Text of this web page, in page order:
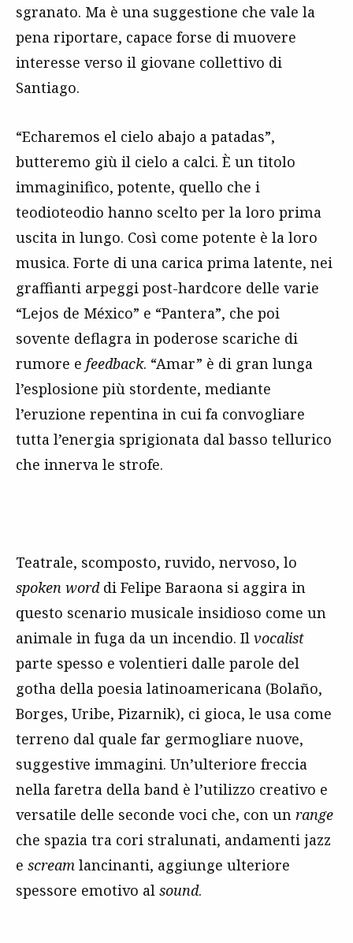
sgranato. Ma è una suggestione che vale la
pena riportare, capace forse di muovere
interesse verso il giovane collettivo di
Santiago.
“Echaremos el cielo abajo a patadas”,
butteremo giù il cielo a calci. È un titolo
immaginifico, potente, quello che i
teodioteodio hanno scelto per la loro prima
uscita in lungo. Così come potente è la loro
musica. Forte di una carica prima latente, nei
graffianti arpeggi post-hardcore delle varie
“Lejos de México” e “Pantera”, che poi
sovente deflagra in poderose scariche di
rumore e feedback. “Amar” è di gran lunga
l’esplosione più stordente, mediante
l’eruzione repentina in cui fa convogliare
tutta l’energia sprigionata dal basso tellurico
che innerva le strofe.
Teatrale, scomposto, ruvido, nervoso, lo
spoken worddi Felipe Baraona si aggira in
questo scenario musicale insidioso come un
animale in fuga da un incendio. Il vocalist
parte spesso e volentieri dalle parole del
gotha della poesia latinoamericana (Bolaño,
Borges, Uribe, Pizarnik), ci gioca, le usa come
terreno dal quale far germogliare nuove,
suggestive immagini. Un’ulteriore freccia
nella faretra della band è l’utilizzo creativo e
versatile delle seconde voci che, con un range
che spazia tra cori stralunati, andamenti jazz
e scream lancinanti, aggiunge ulteriore
spessore emotivo al sound.